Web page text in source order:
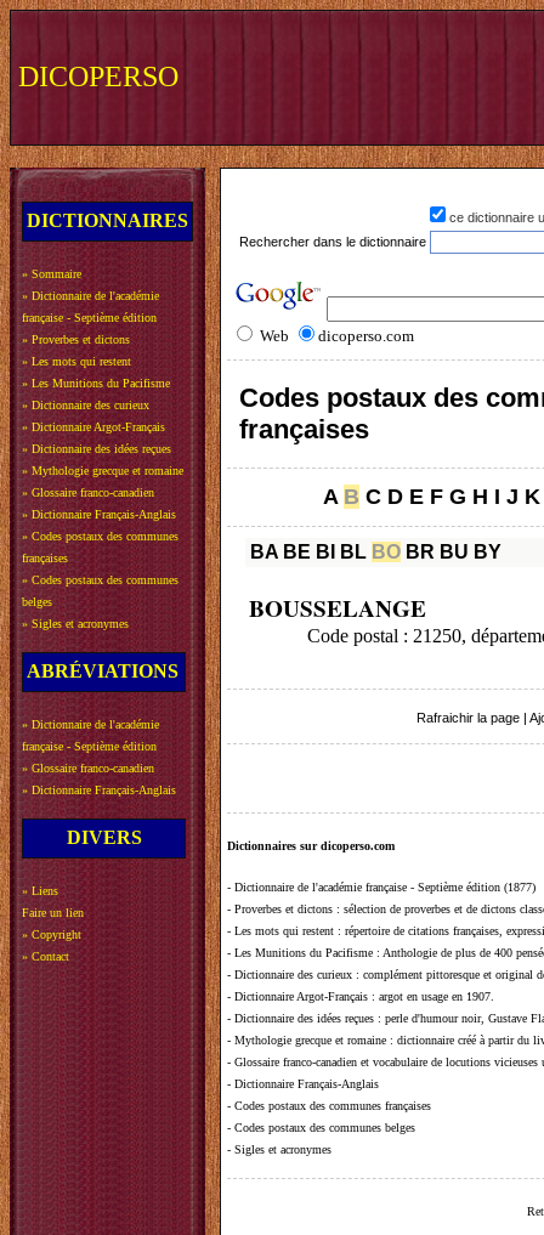
DICOPERSO
DICTIONNAIRES
» Sommaire
» Dictionnaire de l'académie
française - Septième édition
» Proverbes et dictons
» Les mots qui restent
» Les Munitions du Pacifisme
» Dictionnaire des curieux
» Dictionnaire Argot-Français
» Dictionnaire des idées reçues
» Mythologie grecque et romaine
» Glossaire franco-canadien
» Dictionnaire Français-Anglais
» Codes postaux des communes
françaises
» Codes postaux des communes
belges
» Sigles et acronymes
ABRÉVIATIONS
» Dictionnaire de l'académie
française - Septième édition
» Glossaire franco-canadien
» Dictionnaire Français-Anglais
DIVERS
» Liens
Faire un lien
» Copyright
» Contact
ce dictionnaire
Rechercher dans le dictionnaire
Web dicoperso.com
Codes postaux des
françaises
A B C D E F G H I J K
BA BE BI BL BO BR BU BY
BOUSSELANGE
Code postal : 21250,
Rafraichir la page
Dictionnaires sur dicoperso.com
- Dictionnaire de l'académie française - Septième édition (1877)
- Proverbes et dictons : sélection de proverbes et de dictons
- Les mots qui restent : répertoire de citations françaises,
- Les Munitions du Pacifisme : Anthologie de plus de 400
- Dictionnaire des curieux : complément pittoresque et original
- Dictionnaire Argot-Français : argot en usage en 1907.
- Dictionnaire des idées reçues : perle d'humour noir, Gustave
- Mythologie grecque et romaine : dictionnaire créé à partir du
- Glossaire franco-canadien et vocabulaire de locutions vicieuses
- Dictionnaire Français-Anglais
- Codes postaux des communes françaises
- Codes postaux des communes belges
- Sigles et acronymes